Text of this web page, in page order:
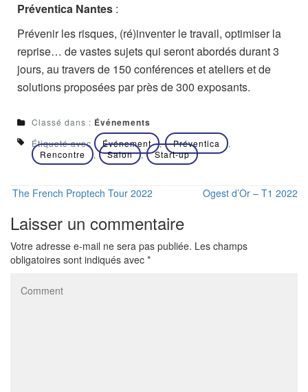
Préventica Nantes :
Prévenir les risques, (ré)inventer le travail, optimiser la
reprise… de vastes sujets qui seront abordés durant 3
jours, au travers de 150 conférences et ateliers et de
solutions proposées par près de 300 exposants.
Classé dans : Événements
Étiqueté avec Événement , Préventica
,
Rencontre
, Salon , Start-up
The French Proptech Tour 2022 Ogest d’Or – T1 2022
Laisser un commentaire
Votre adresse e-mail ne sera pas publiée. Les champs
obligatoires sont indiqués avec *